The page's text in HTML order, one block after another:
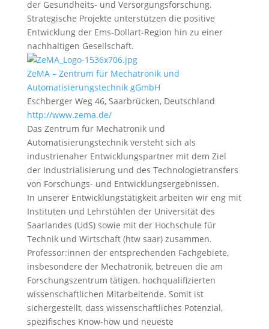
der Gesundheits- und Versorgungsforschung.
Strategische Projekte unterstützen die positive
Entwicklung der Ems-Dollart-Region hin zu einer
nachhaltigen Gesellschaft.
ZeMA – Zentrum für Mechatronik und
Automatisierungstechnik gGmbH
Eschberger Weg 46, Saarbrücken, Deutschland
http://www.zema.de/
Das Zentrum für Mechatronik und
Automatisierungstechnik versteht sich als
industrienaher Entwicklungspartner mit dem Ziel
der Industrialisierung und des Technologietransfers
von Forschungs- und Entwicklungsergebnissen.
In unserer Entwicklungstätigkeit arbeiten wir eng mit
Instituten und Lehrstühlen der Universität des
Saarlandes (UdS) sowie mit der Hochschule für
Technik und Wirtschaft (htw saar) zusammen.
Professor:innen der entsprechenden Fachgebiete,
insbesondere der Mechatronik, betreuen die am
Forschungszentrum tätigen, hochqualifizierten
wissenschaftlichen Mitarbeitende. Somit ist
sichergestellt, dass wissenschaftliches Potenzial,
spezifisches Know-how und neueste